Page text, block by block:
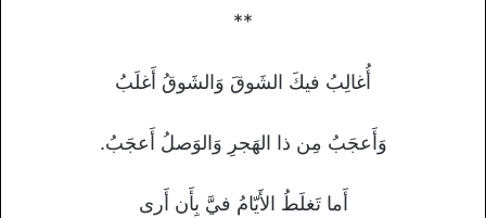
**
أُغالِبُ فيكَ الشَوقَ وَالشَوقُ أَغلَبُ
وَأَعجَبُ مِن ذا الهَجرِ وَالوَصلُ أَعجَبُ.
أَما تَغلَطُ الأَيّامُ فيَّ بِأَن أَرى